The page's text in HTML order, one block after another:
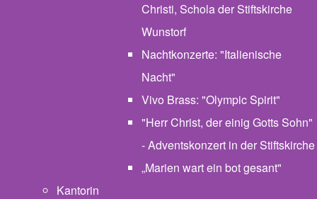
Christi, Schola der Stiftskirche
Wunstorf
Nachtkonzerte: "Italienische
Nacht"
Vivo Brass: "Olympic Spirit"
"Herr Christ, der einig Gotts Sohn"
- Adventskonzert in der Stiftskirche
„Marien wart ein bot gesant"
Kantorin